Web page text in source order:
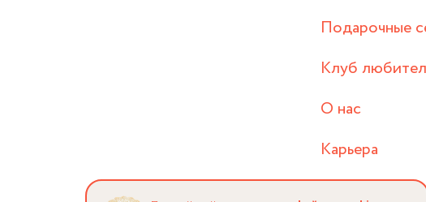
Подарочные
Клуб
О нас
Карьера